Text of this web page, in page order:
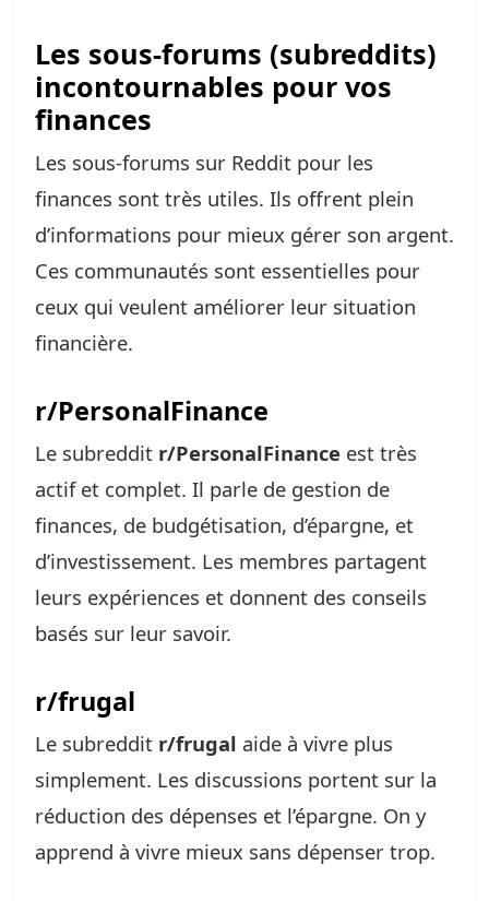
Les sous-forums (subreddits)
incontournables pour vos
finances
Les sous-forums sur Reddit pour les
finances sont très utiles. Ils offrent plein
d’informations pour mieux gérer son argent.
Ces communautés sont essentielles pour
ceux qui veulent améliorer leur situation
financière.
r/PersonalFinance
Le subreddit r/PersonalFinance est très
actif et complet. Il parle de gestion de
finances, de budgétisation, d’épargne, et
d’investissement. Les membres partagent
leurs expériences et donnent des conseils
basés sur leur savoir.
r/frugal
Le subreddit r/frugal aide à vivre plus
simplement. Les discussions portent sur la
réduction des dépenses et l’épargne. On y
apprend à vivre mieux sans dépenser trop.